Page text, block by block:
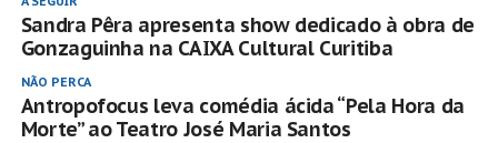
Sandra Pêra apresenta show dedicado à obra de
Gonzaguinha na CAIXA Cultural Curitiba
NÃO PERCA
Antropofocus leva comédia ácida “Pela Hora da
Morte” ao Teatro José Maria Santos